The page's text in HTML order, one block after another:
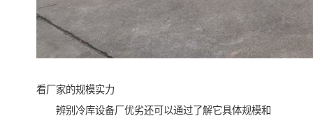
看厂家的规模实力
辨别冷库设备厂优劣还可以通过了解它具体规模和